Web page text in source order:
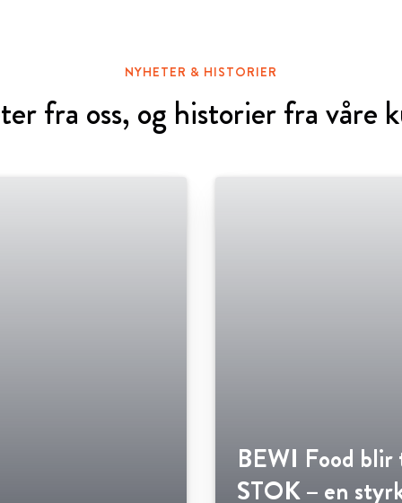
NYHETER & HISTORIER
fra oss, og historier fra våre
BEWI Food blir
STOK – en